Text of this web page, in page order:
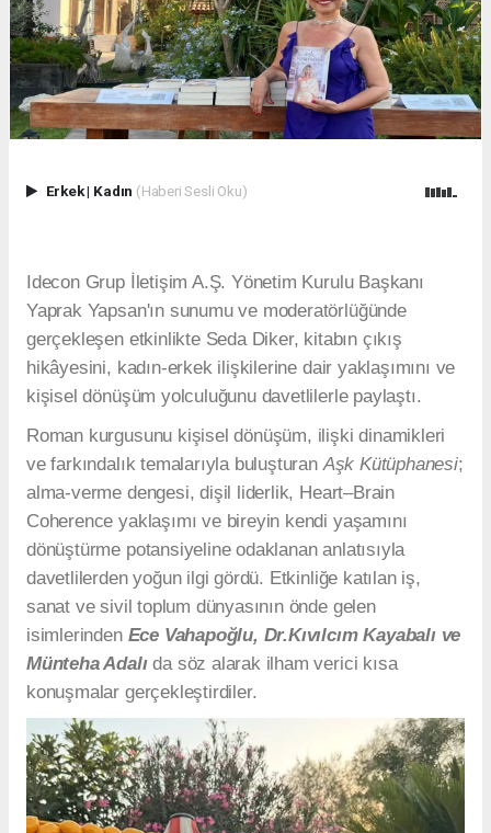
Erkek| Kadın (Haberi Sesli Oku)
Idecon Grup İletişim A.Ş. Yönetim Kurulu Başkanı
Yaprak Yapsan'ın sunumu ve moderatörlüğünde
gerçekleşen etkinlikte Seda Diker, kitabın çıkış
hikâyesini, kadın-erkek ilişkilerine dair yaklaşımını ve
kişisel dönüşüm yolculuğunu davetlilerle paylaştı.
Roman kurgusunu kişisel dönüşüm, ilişki dinamikleri
ve farkındalık temalarıyla buluşturan Aşk Kütüphanesi;
alma-verme dengesi, dişil liderlik, Heart–Brain
Coherence yaklaşımı ve bireyin kendi yaşamını
dönüştürme potansiyeline odaklanan anlatısıyla
davetlilerden yoğun ilgi gördü. Etkinliğe katılan iş,
sanat ve sivil toplum dünyasının önde gelen
isimlerinden Ece Vahapoğlu, Dr.Kıvılcım Kayabalı ve
Münteha Adalıda söz alarak ilham verici kısa
konuşmalar gerçekleştirdiler.